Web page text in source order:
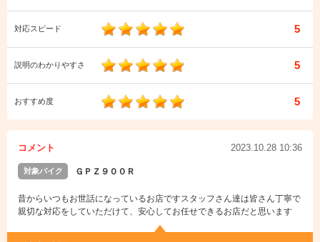
対応スピード 5
説明のわかりやすさ 5
おすすめ度 5
コメント 2023.10.28 10:36
対象バイク ＧＰＺ９００Ｒ
昔からいつもお世話になっているお店ですスタッフさん達は皆さん丁寧で
親切な対応をしていただけて、安心してお任せできるお店だと思います